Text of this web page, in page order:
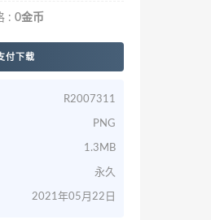
: 0金币
付下载
R2007311
PNG
1.3MB
永久
2021年05月22日